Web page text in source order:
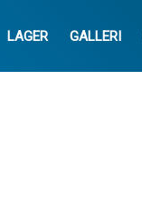
LAGER GALLERI